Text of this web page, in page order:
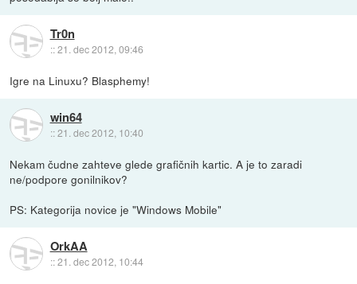
Tr0n
::21. dec 2012, 09:46
Igre na Linuxu? Blasphemy!
win64
::21. dec 2012, 10:40
Nekam čudne zahteve glede grafičnih kartic. A je to zaradi
ne/podpore gonilnikov?
PS: Kategorija novice je "Windows Mobile"
OrkAA
::21. dec 2012, 10:44